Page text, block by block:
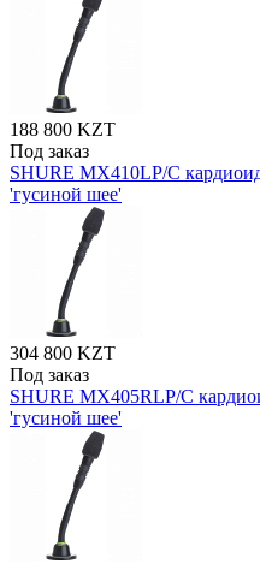
188 800 KZT
Под заказ
SHURE MX410LP/C
'гусиной шее'
304 800 KZT
Под заказ
SHURE MX405RLP/C
'гусиной шее'